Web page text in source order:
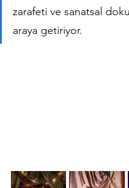
zarafeti ve sanatsal
araya getiriyor.